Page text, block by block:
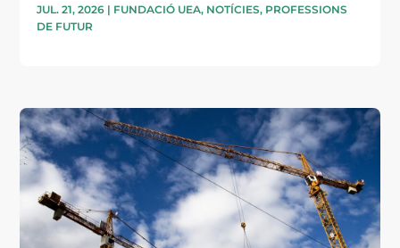
JUL. 21, 2026 | FUNDACIÓ UEA, NOTÍCIES, PROFESSIONS
DE FUTUR